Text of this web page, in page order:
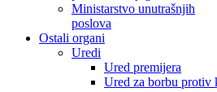
Ministarstvo unutrašnjih
poslova
Ostali organi
Uredi
Ured premijera
Ured za borbu protiv